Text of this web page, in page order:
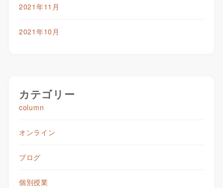
2021年11月
2021年10月
カテゴリー
column
オンライン
ブログ
個別授業